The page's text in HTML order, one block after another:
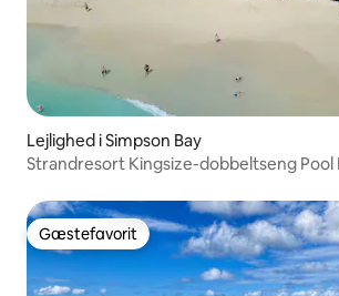
Lejlighed i Simpson Bay
Strandresort Kingsize-dobbeltseng
Gæstefavorit
Gæstefavorit